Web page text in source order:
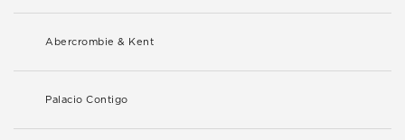
Abercrombie & Kent
Palacio Contigo